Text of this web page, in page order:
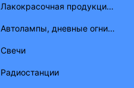
Лакокрасочная продукция (растворитель, антигравий, краска, материал)
Автолампы, дневные огни, фары противотуманные, габаритные огни
Свечи
Радиостанции